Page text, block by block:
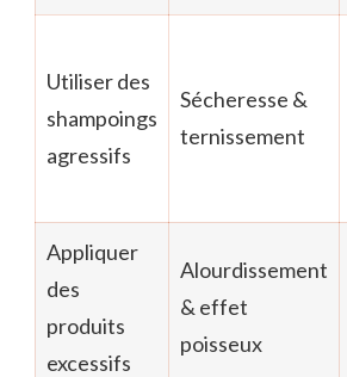
Utiliser des
shampoings
agressifs
Sécheresse &
ternissement
Appliquer
des
produits
excessifs
Alourdissement
& effet
poisseux